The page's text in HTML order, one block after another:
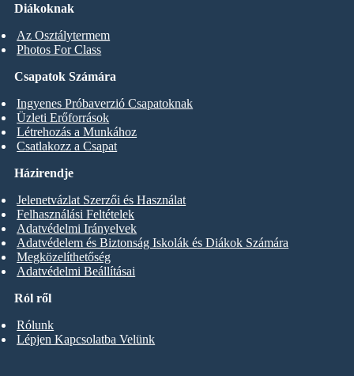
Diákoknak
Az Osztálytermem
Photos For Class
Csapatok Számára
Ingyenes Próbaverzió Csapatoknak
Üzleti Erőforrások
Létrehozás a Munkához
Csatlakozz a Csapat
Ról ről
Rólunk
Lépjen Kapcsolatba Velünk
Házirendje
Jelenetvázlat Szerzői és Használat
Felhasználási Feltételek
Adatvédelmi Irányelvek
Adatvédelem és Biztonság Iskolák és Diákok Számára
Megközelíthetőség
Adatvédelmi Beállításai